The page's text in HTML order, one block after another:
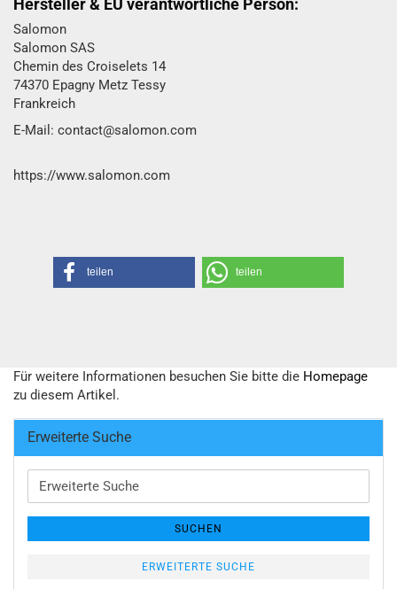
Hersteller & EU verantwortliche Person:
Salomon
Salomon SAS
Chemin des Croiselets 14
74370 Epagny Metz Tessy
Frankreich
E-Mail: contact@salomon.com
https://www.salomon.com
teilen teilen
Für weitere Informationen besuchen Sie bitte die Homepage
zu diesem Artikel.
Erweiterte Suche
Erweiterte
Suche
SUCHEN
ERWEITERTE SUCHE